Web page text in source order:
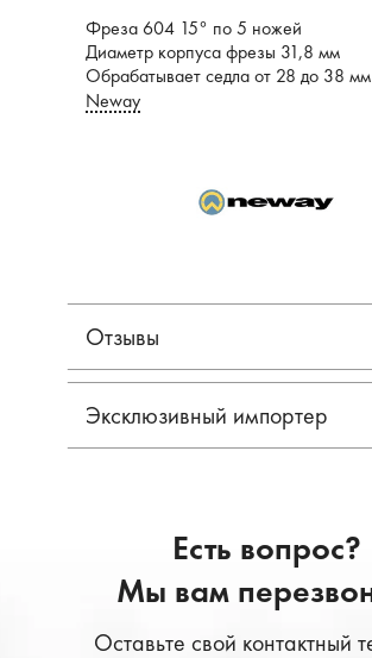
Фреза 604 15° по 5 ножей
Диаметр корпуса фрезы 31,8 мм
Обрабатывает седла от 28 до 38 мм
Neway
Отзывы
Эксклюзивный импортер
Есть вопрос?
Мы вам
Оставьте свой контактный